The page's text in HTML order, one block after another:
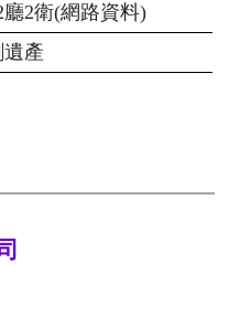
廳2衛(網路資料)
產